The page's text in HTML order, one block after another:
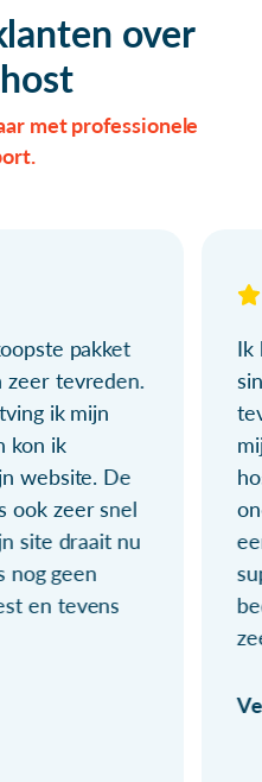
over
host
met professionele
pakket
zeer tevreden.
ik mijn
kon ik
website. De
ook zeer snel
site draait nu
nog geen
en tevens
Ik